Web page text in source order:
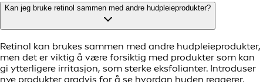
Kan jeg bruke retinol sammen med andre hudpleieprodukter?
Retinol kan brukes sammen med andre hudpleieprodukter,
men det er viktig å være forsiktig med produkter som kan
gi ytterligere irritasjon, som sterke eksfolianter. Introduser
nye produkter gradvis for å se hvordan huden reagerer.